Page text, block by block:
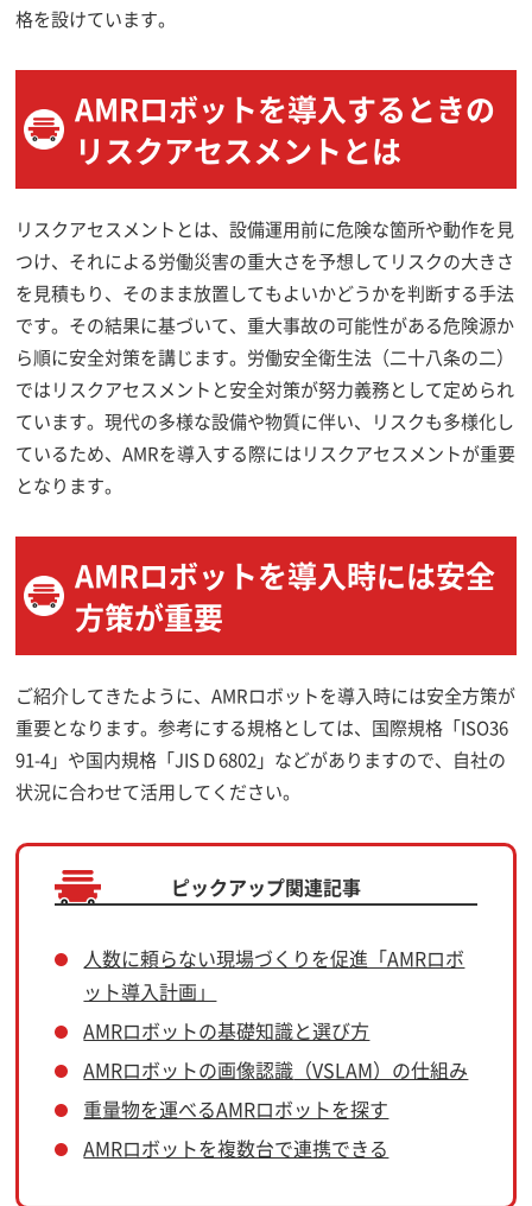
格を設けています。
AMRロボットを導入するときの
リスクアセスメントとは
リスクアセスメントとは、設備運用前に危険な箇所や動作を見
つけ、それによる労働災害の重大さを予想してリスクの大きさ
を見積もり、そのまま放置してもよいかどうかを判断する手法
です。その結果に基づいて、重大事故の可能性がある危険源か
ら順に安全対策を講じます。労働安全衛生法（二十八条の二）
ではリスクアセスメントと安全対策が努力義務として定められ
ています。現代の多様な設備や物質に伴い、リスクも多様化し
ているため、AMRを導入する際にはリスクアセスメントが重要
となります。
AMRロボットを導入時には安全
方策が重要
ご紹介してきたように、AMRロボットを導入時には安全方策が
重要となります。参考にする規格としては、国際規格「ISO36
91-4」や国内規格「JIS D 6802」などがありますので、自社の
状況に合わせて活用してください。
ピックアップ関連記事
人数に頼らない現場づくりを促進「AMRロボ
ット導入計画」
AMRロボットの基礎知識と選び方
AMRロボットの画像認識 （VSLAM）の仕組み
重量物を運べるAMRロボットを探す
AMRロボットを複数台で連携できる